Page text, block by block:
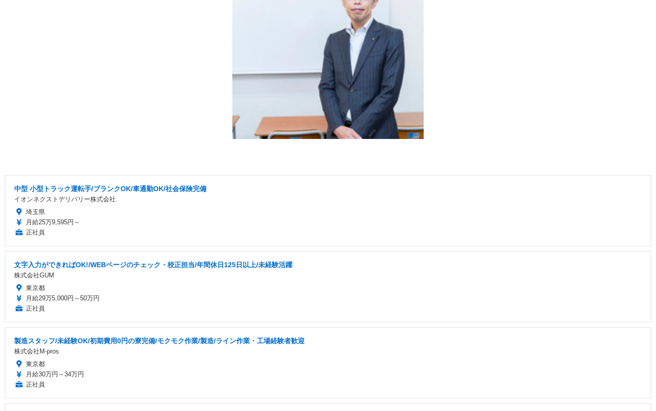
中型 小型トラック運転手/ブランクOK/車通勤OK/社会保険完備
イオンネクストデリバリー株式会社
埼玉県
月給25万9,595円～
正社員
文字入力ができればOK!/WEBページのチェック・校正担当/年間休日125日以上/未経験活躍
株式会社GUM
東京都
月給29万5,000円～50万円
正社員
製造スタッフ/未経験OK/初期費用0円の寮完備/モクモク作業/製造/ライン作業・工場経験者歓迎
株式会社M-pros
東京都
月給30万円～34万円
正社員